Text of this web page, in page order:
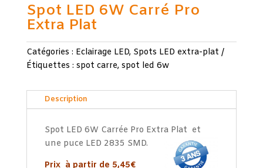
Spot LED 6W Carré Pro
Extra Plat
Catégories : Eclairage LED, Spots LED extra-plat
Étiquettes : spot carre, spot led 6w
Description
Spot LED 6W Carrée Pro Extra Plat et
une puce LED 2835 SMD.
Prix à partir de 5,45€